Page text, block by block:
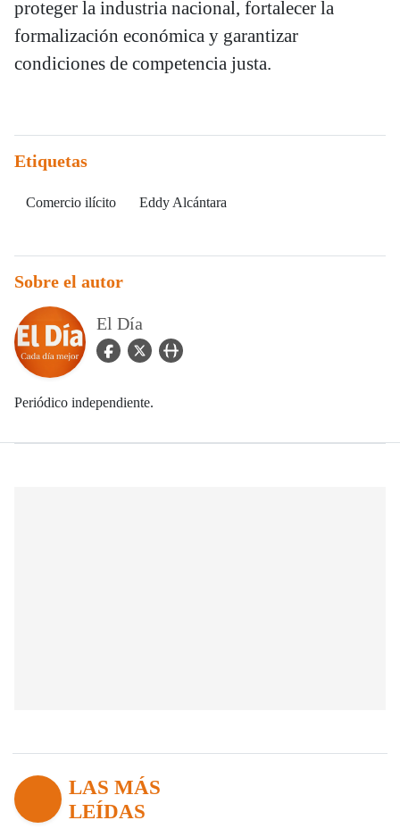
proteger la industria nacional, fortalecer la
formalización económica y garantizar
condiciones de competencia justa.
Etiquetas
Comercio ilícito Eddy Alcántara
Sobre el autor
El Día
facebook Icon
twitter Iconuser_url Icon
Periódico independiente.
LAS MÁS
LEÍDAS